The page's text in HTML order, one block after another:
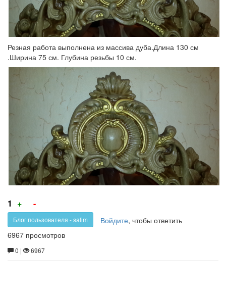
Резная работа выполнена из массива дуба.Длина 130 см
.Ширина 75 см. Глубина резьбы 10 см.
1 +
за!
-
против!
Блог пользователя - salim Войдите, чтобы ответить
6967 просмотров
0 | 6967